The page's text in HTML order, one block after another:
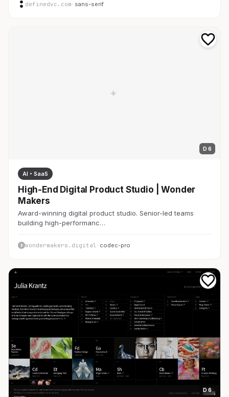
definedvc.com· sans-serif
D 6
AI・SaaS
High-End Digital Product Studio | Wonder
Makers
Award-winning digital product studio. Senior-led teams
building high-performanc…
wondermakers.digital · codec-pro
D 6